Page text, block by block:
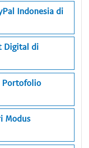
Indonesia di
Digital di
Portofolio
Modus